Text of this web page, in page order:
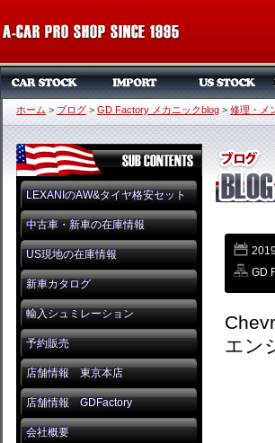
ホーム > ブログ > GD Factory メカニックblog > 修理・メ
LEXANIのAW&タイヤ格安セット
中古車・新車の在庫情報
US現地の在庫情報
新車カタログ
輸入シュミレーション
予約販売
店舗情報 東京本店
店舗情報 GDFactory
会社概要
GD
エン